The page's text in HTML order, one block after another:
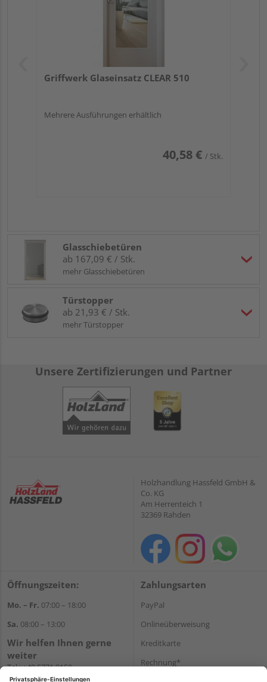
Griffwerk Glaseinsatz CLEAR 510
Mehrere Ausführungen erhältlich
40,58 € / Stk.
Glasschiebetüren
ab 167,09 € / Stk.
mehr Glasschiebetüren
Türstopper
ab 21,93 € / Stk.
mehr Türstopper
Unsere Zertifizierungen und Partner
Holzhandlung Hassfeld GmbH &
Co. KG
Am Herrenteich 1
32369 Rahden
Öffnungszeiten:
Mo. – Fr. 07:00 – 18:00
Sa. 08:00 – 13:00
Wir helfen Ihnen gerne
weiter
Tel.:+49 5771 9150
E-Mail:info@holz-hassfeld.de
Zahlungsarten
PayPal
Onlineüberweisung
Kreditkarte
Rechnung*